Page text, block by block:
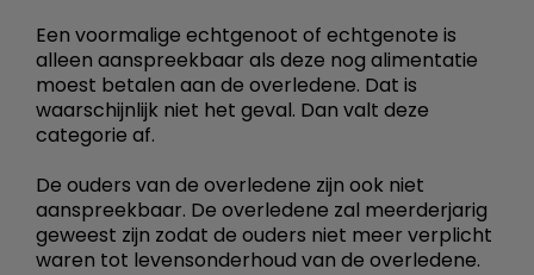
Een voormalige echtgenoot of echtgenote is
alleen aanspreekbaar als deze nog alimentatie
moest betalen aan de overledene. Dat is
waarschijnlijk niet het geval. Dan valt deze
categorie af.
De ouders van de overledene zijn ook niet
aanspreekbaar. De overledene zal meerderjarig
geweest zijn zodat de ouders niet meer verplicht
waren tot levensonderhoud van de overledene.